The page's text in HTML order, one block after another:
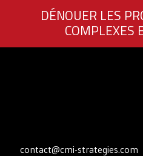
DÉNOUER LES
COMPLEXES
contact@cmi-strategies.com